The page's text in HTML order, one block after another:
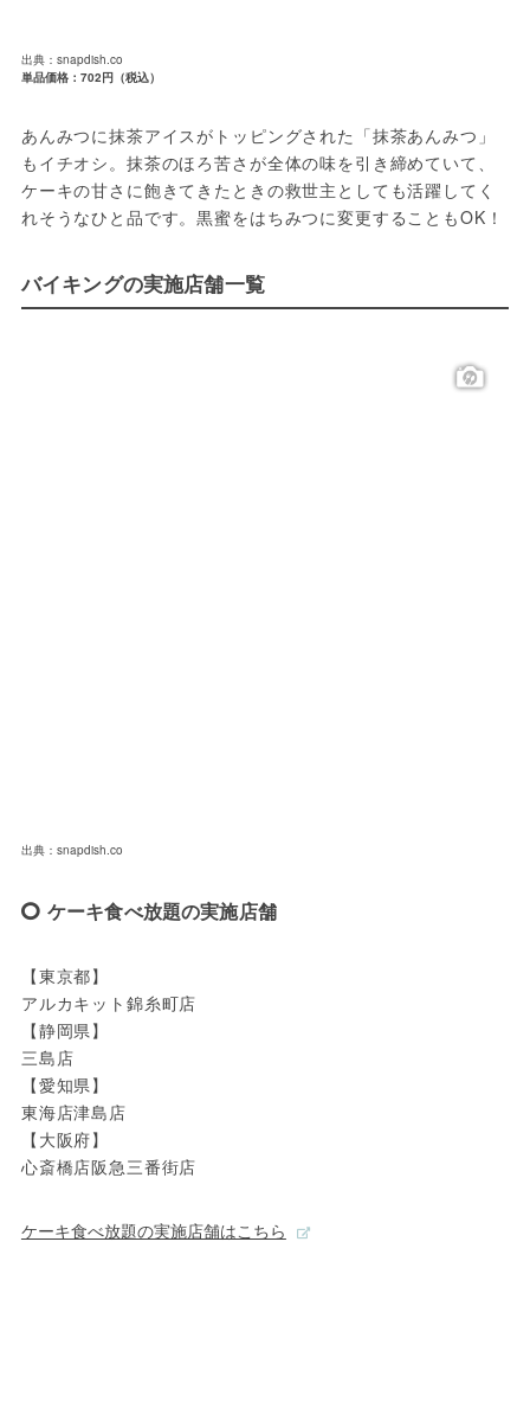
出典：snapdish.co
単品価格：702円（税込）
あんみつに抹茶アイスがトッピングされた「抹茶あんみつ」
もイチオシ。抹茶のほろ苦さが全体の味を引き締めていて、
ケーキの甘さに飽きてきたときの救世主としても活躍してく
れそうなひと品です。黒蜜をはちみつに変更することもOK！
バイキングの実施店舗一覧
出典：snapdish.co
ケーキ食べ放題の実施店舗
【東京都】
アルカキット錦糸町店
【静岡県】
三島店
【愛知県】
東海店津島店
【大阪府】
心斎橋店阪急三番街店
ケーキ食べ放題の実施店舗はこちら